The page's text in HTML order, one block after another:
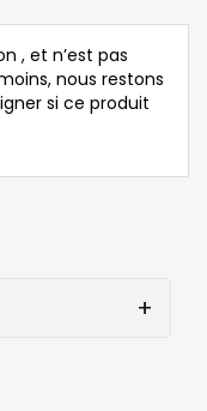
, et n’est pas
nous restons
si ce produit